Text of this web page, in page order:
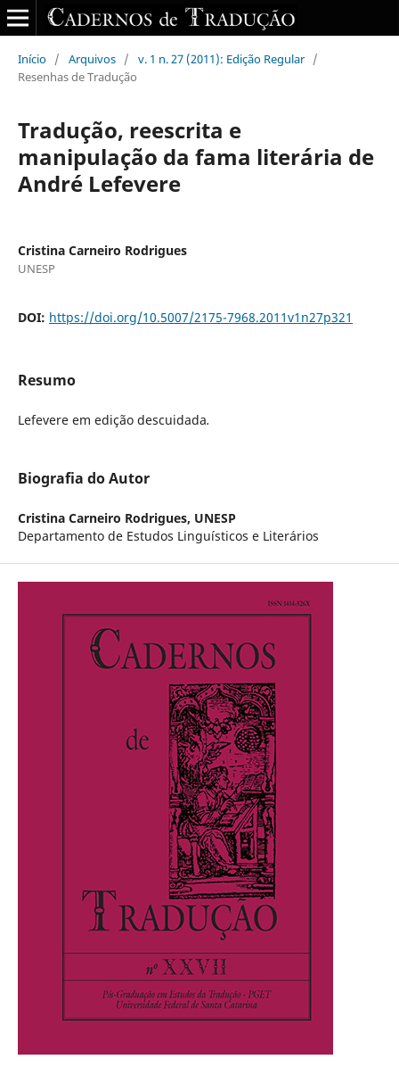
Início / Arquivos / v. 1 n. 27 (2011): Edição Regular /
Resenhas de Tradução
Tradução, reescrita e
manipulação da fama literária de
André Lefevere
Cristina Carneiro Rodrigues
UNESP
DOI: https://doi.org/10.5007/2175-7968.2011v1n27p321
Resumo
Lefevere em edição descuidada.
Biografia do Autor
Cristina Carneiro Rodrigues, UNESP
Departamento de Estudos Linguísticos e Literários